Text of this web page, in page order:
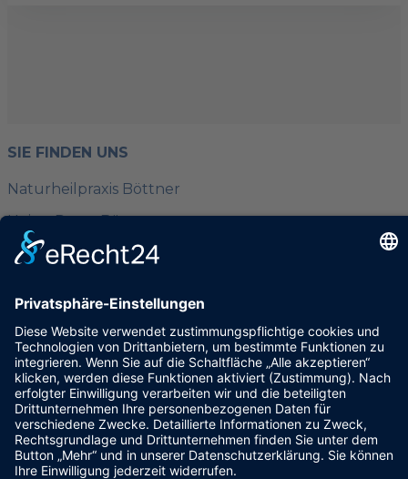
SIE FINDEN UNS
Naturheilpraxis Böttner
Heinz-Peter Böttner
Saseler Chaussee 148
22393 Hamburg
KONTAKT
040 / 601 72 71
info@heilpraktiker-boettner.de
www.heilpraktiker-boettner.de